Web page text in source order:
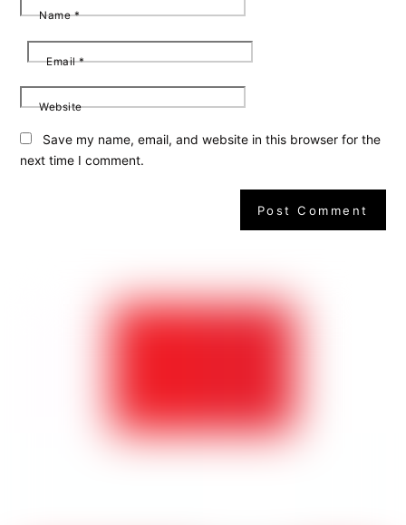
Name*
Email*
Website
Save my name, email, and website in this browser for the
next time I comment.